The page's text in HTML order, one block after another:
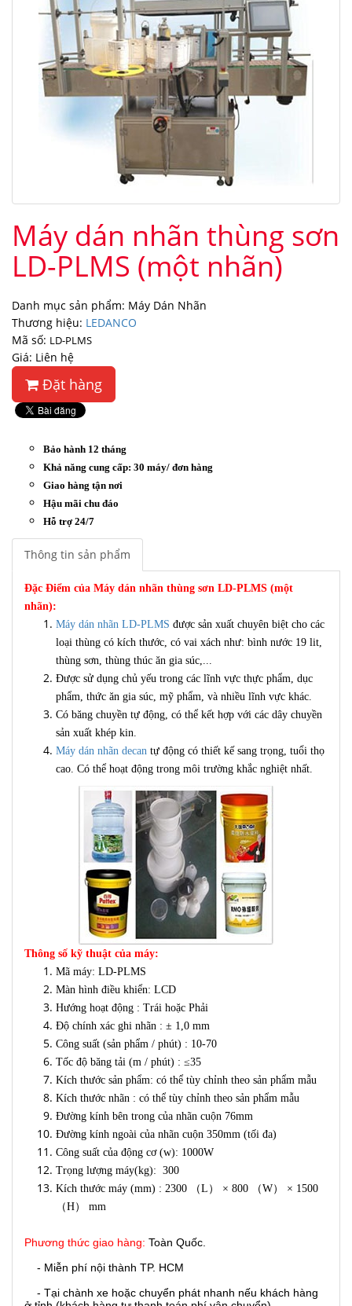
Máy dán nhãn thùng sơn
LD-PLMS (một nhãn)
Danh mục sản phẩm: Máy Dán Nhãn
Thương hiệu: LEDANCO
Mã số: LD-PLMS
Giá: Liên hệ
Đặt hàng
Bảo hành 12 tháng
Khả năng cung cấp: 30 máy/ đơn hàng
Giao hàng tận nơi
Hậu mãi chu đáo
Hỗ trợ 24/7
Thông tin sản phẩm
Đặc Điểm của Máy dán nhãn thùng sơn LD-PLMS (một
nhãn):
Máy dán nhãn LD-PLMS được sản xuất chuyên biệt cho các
loại thùng có kích thước, có vai xách như: bình nước 19 lit,
thùng sơn, thùng thúc ăn gia súc,...
Được sử dụng chủ yếu trong các lĩnh vực thực phẩm, dục
phẩm, thức ăn gia súc, mỹ phẩm, và nhiều lĩnh vực khác.
Có băng chuyền tự động, có thể kết hợp với các dây chuyền
sản xuất khép kin.
Máy dán nhãn decan tự động có thiết kế sang trọng, tuổi thọ
cao. Có thể hoạt động trong môi trường khắc nghiệt nhất.
Thông số kỹ thuật của máy:
Mã máy: LD-PLMS
Màn hình điều khiển: LCD
Hướng hoạt động : Trái hoặc Phải
Độ chính xác ghi nhãn : ± 1,0 mm
Công suất (sản phẩm / phút) : 10-70
Tốc độ băng tải (m / phút) : ≤35
Kích thước sản phẩm: có thể tùy chỉnh theo sản phẩm mẫu
Kích thước nhãn : có thể tùy chỉnh theo sản phẩm mẫu
Đường kính bên trong của nhãn cuộn 76mm
Đường kính ngoài của nhãn cuộn 350mm (tối đa)
Công suất của động cơ (w): 1000W
Trọng lượng máy(kg): 300
Kích thước máy (mm) : 2300 （L） × 800 （W） × 1500
（H） mm
Phương thức giao hàng: Toàn Quốc.
- Miễn phí nội thành TP. HCM
- Tại chành xe hoặc chuyển phát nhanh nếu khách hàng